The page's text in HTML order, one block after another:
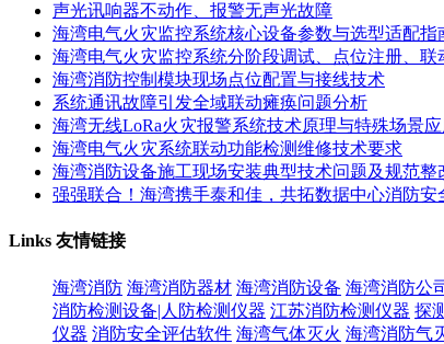
声光讯响器不动作、报警无声光故障
海湾电气火灾监控系统核心设备参数与选型适配指
海湾电气火灾监控系统分阶段调试、点位注册、
海湾消防控制模块现场点位配置与接线技术
系统通讯故障引发全域联动瘫痪问题分析
海湾无线LoRa火灾报警系统技术原理与特殊场景
海湾电气火灾系统联动功能检测维修技术要求
海湾消防设备施工现场安装典型技术问题及规范整
强强联合！海湾携手泰和佳，共拓数据中心消防安
Links 友情链接
海湾消防 海湾消防器材 海湾消防设备 海湾消防公
消防检测设备|人防检测仪器 江苏消防检测仪器 探
仪器 消防安全评估软件 海湾气体灭火 海湾消防气